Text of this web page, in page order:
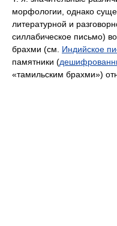
морфологии, однако
литературной и
силлабическое письмо)
брахми (см. Индийское
памятники (
«тамильским брахми»)